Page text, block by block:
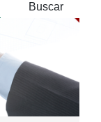
Buscar